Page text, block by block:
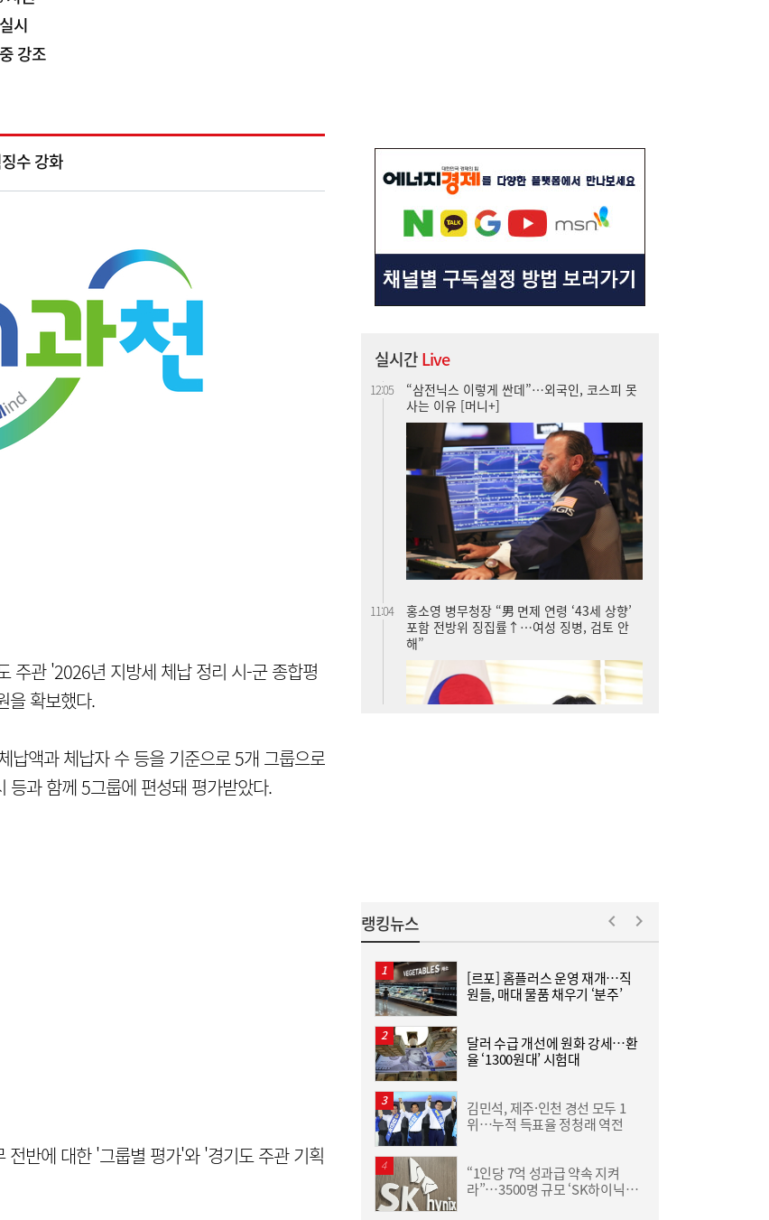
시
강조
수 강화
주관 '2026년 지방세 체납 정리 시-군 종합평
을 확보했다.
납액과 체납자 수 등을 기준으로 5개 그룹으로
등과 함께 5그룹에 편성돼 평가받았다.
반에 대한 '그룹별 평가'와 '경기도 주관 기획
실시간Live
12:05
“삼전닉스 이렇게 싼데”…외국인, 코스피 못
사는 이유 [머니+]
11:04
홍소영 병무청장 “男 면제 연령 ‘43세 상향’
포함 전방위 징집률↑…여성 징병, 검토 안
해”
10:26
나란히 대출 키웠지만…희비 갈린 ‘카뱅·케
뱅’, 비이자 동력 승부수
10:21
‘흥국·한화·한투’ 3파전...KDB생명 매각,
5000억 간극 좁힐까
랭킹뉴스
[르포] 홈플러스 운영 재개…직
원들, 매대 물품 채우기 ‘분주’
달러 수급 개선에 원화 강세…환
율 ‘1300원대’ 시험대
김민석, 제주·인천 경선 모두 1
위…누적 득표율 정청래 역전
“1인당 7억 성과급 약속 지켜
라”…3500명 규모 ‘SK하이닉스